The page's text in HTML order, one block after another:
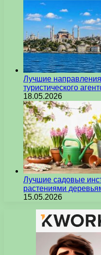
Лучшие
туристического
18.05.2026
Лучшие садовые
растениями
15.05.2026